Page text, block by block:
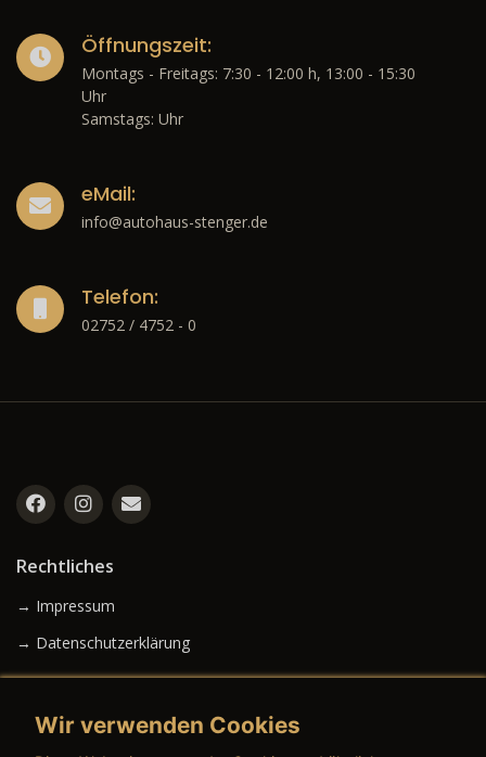
Öffnungszeit:
Montags - Freitags: 7:30 - 12:00 h, 13:00 - 15:30
Uhr
Samstags: Uhr
eMail:
info@autohaus-stenger.de
Telefon:
02752 / 4752 - 0
Rechtliches
→ Impressum
→ Datenschutzerklärung
Wir verwenden Cookies